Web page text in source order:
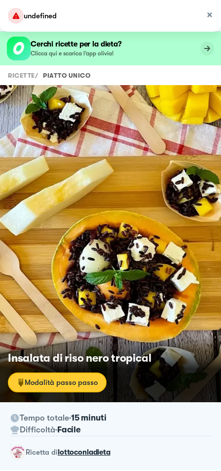
undefined
Cerchi ricette per la dieta?
Clicca qui e scarica l’app olivia!
RICETTE/ PIATTO UNICO
Insalata di riso nero tropical
Modalità passo passo
Tempo totale 15 minuti
Difficoltà Facile
ricetta dilottoconladieta